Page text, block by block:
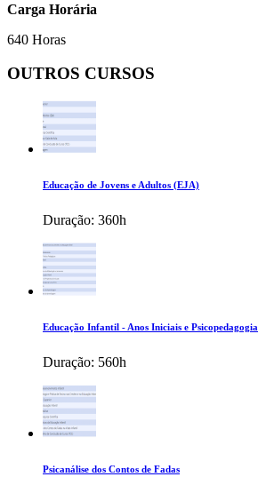
Carga Horária
640 Horas
OUTROS CURSOS
Educação de Jovens e Adultos (EJA)
Duração: 360h
Educação Infantil - Anos Iniciais e Psicopedagogia
Duração: 560h
Psicanálise dos Contos de Fadas